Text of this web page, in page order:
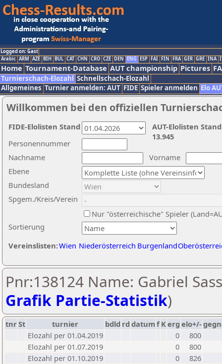
Logged on: Gast
Arabic ARM AZE BIH BUL CAT CHN CRO CZE DEN ENG ESP FAI FIN FRA GER GRE INA
Home Tournament-Database AUT championship Pictures
Turnierschach-Elozahl Schnellschach-Elozahl
Allgemeines Turnier anmelden: AUT FIDE Spieler anmelden Elo
Willkommen bei den offiziellen
Nachname
Vorname
Ebene
Sortierung
Personennummer
Bundesland
Spgem./Kreis/Verein
Nur "österreichische" Spieler
Vereinslisten:Wien Niederösterreich Burgenland
AUT-Elolisten
13.945
FIDE-Elolisten Stand
Pnr:138124 Name: Gabriel
Grafik Partie-Statistik)
tnrSt turnier bdld rd datumf Kerg elo+/-
Elozahl per 01.04.2019
0
800
Elozahl per 01.07.2019
0
800
Elozahl per 01.10.2019
0
826